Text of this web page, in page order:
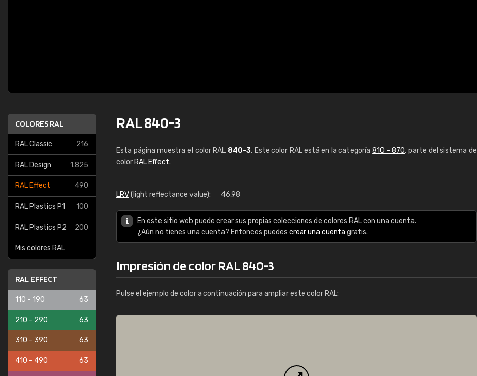
COLORES RAL
RAL Classic 216
RAL Design 1.825
RAL Effect 490
RAL Plastics P1 100
RAL Plastics P2 200
Mis colores RAL
RAL EFFECT
110 - 190 63
210 - 290 63
310 - 390 63
410 - 490 63
RAL 840-3
Esta página muestra el color RAL 840-3. Este color RAL está en la categoría810 - 870, parte del sistema de
color RAL Effect.
LRV(light reflectance value): 46,98
En este sitio web puede crear sus propias colecciones de colores RAL con una cuenta.
¿Aún no tienes una cuenta? Entonces puedes crear una cuenta gratis.
Impresión de color RAL 840-3
Pulse el ejemplo de color a continuación para ampliar este color RAL:
RAL K7 a base de agua